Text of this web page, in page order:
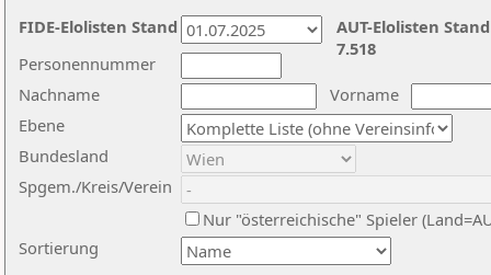
Nachname
Vorname
Ebene
Sortierung
Personennummer
Bundesland
Spgem./Kreis/Verein
Nur "österreichische" Spieler
AUT-Elolisten
7.518
FIDE-Elolisten Stand